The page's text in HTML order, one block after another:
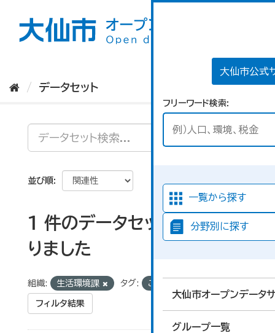
大仙市公式
フリーワード検索
一覧から探す
分野別に探す
大仙市オープンデータ
グループ一覧
データセット
並び順
1 件のデータセットが見つか
りました
組織: 生活環境課 タグ: ごみ
フィルタ結果